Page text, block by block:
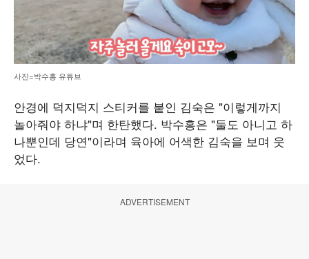
사진=박수홍 유튜브
안경에 덕지덕지 스티커를 붙인 김숙은 "이렇게까지
놀아줘야 하냐"며 한탄했다. 박수홍은 "둘도 아니고 하
나뿐인데 당연"이라며 육아에 어색한 김숙을 보며 웃
었다.
ADVERTISEMENT